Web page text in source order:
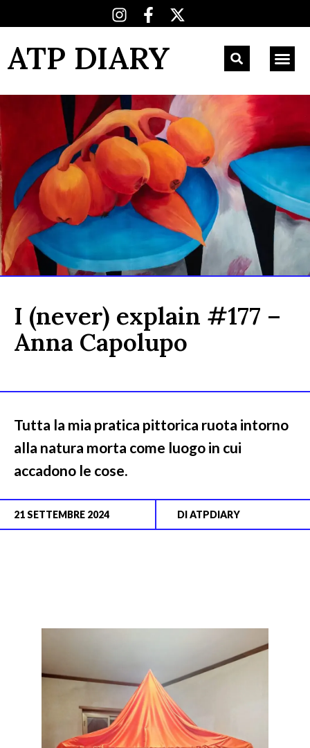
ATP DIARY
I (never) explain #177 –
Anna Capolupo
Tutta la mia pratica pittorica ruota intorno
alla natura morta come luogo in cui
accadono le cose.
21 SETTEMBRE 2024 DIATPDIARY